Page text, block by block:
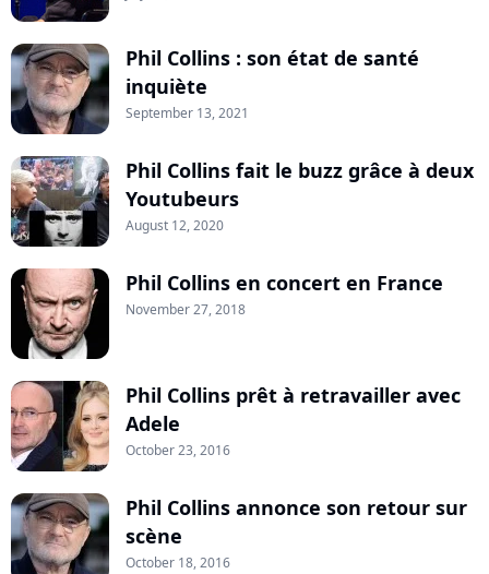
Phil Collins : son état de santé
inquiète
September 13, 2021
Phil Collins fait le buzz grâce à deux
Youtubeurs
August 12, 2020
Phil Collins en concert en France
November 27, 2018
Phil Collins prêt à retravailler avec
Adele
October 23, 2016
Phil Collins annonce son retour sur
scène
October 18, 2016